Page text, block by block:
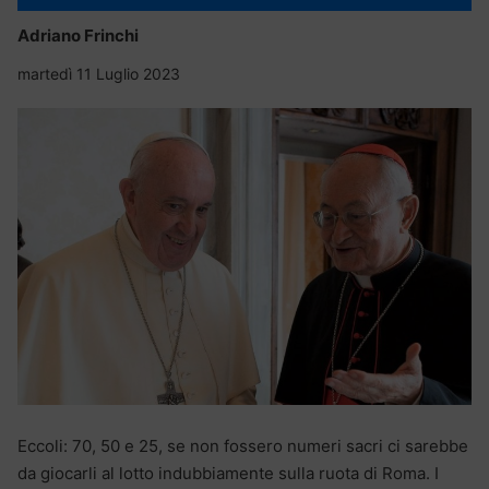
Adriano Frinchi
martedì 11 Luglio 2023
Eccoli: 70, 50 e 25, se non fossero numeri sacri ci sarebbe
da giocarli al lotto indubbiamente sulla ruota di Roma. I